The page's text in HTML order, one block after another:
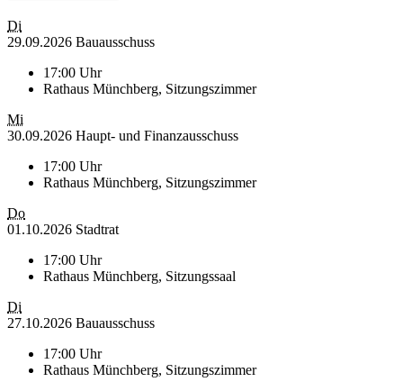
Di
29.09.2026 Bauausschuss
17:00 Uhr
Rathaus Münchberg, Sitzungszimmer
Mi
30.09.2026 Haupt- und Finanzausschuss
17:00 Uhr
Rathaus Münchberg, Sitzungszimmer
Do
01.10.2026 Stadtrat
17:00 Uhr
Rathaus Münchberg, Sitzungssaal
Di
27.10.2026 Bauausschuss
17:00 Uhr
Rathaus Münchberg, Sitzungszimmer